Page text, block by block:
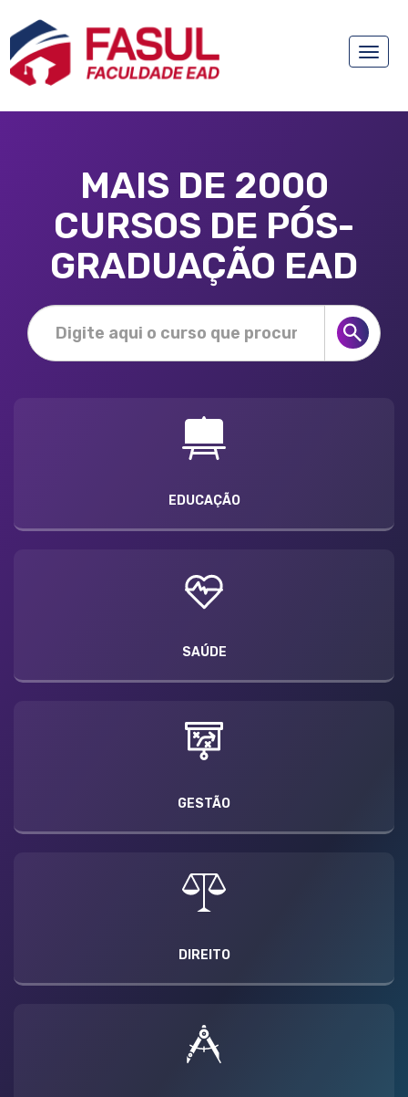
Toggle
MAIS DE 2000
CURSOS DE PÓS-
GRADUAÇÃO EAD
EDUCAÇÃO
SAÚDE
GESTÃO
DIREITO